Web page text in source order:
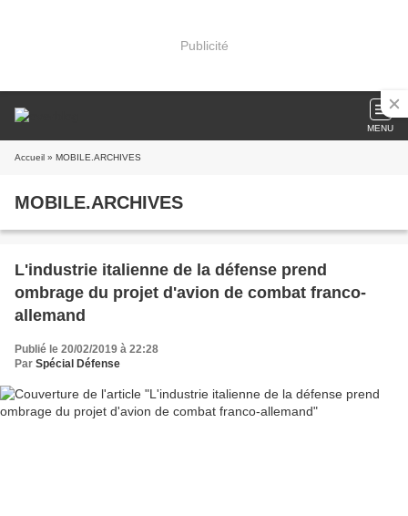
Publicité
MENU
Accueil » MOBILE.ARCHIVES
MOBILE.ARCHIVES
L'industrie italienne de la défense prend
ombrage du projet d'avion de combat franco-
allemand
Publié le 20/02/2019 à 22:28
Par Spécial Défense